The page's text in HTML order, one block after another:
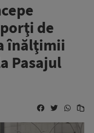
de
înălţimii
Pasajul